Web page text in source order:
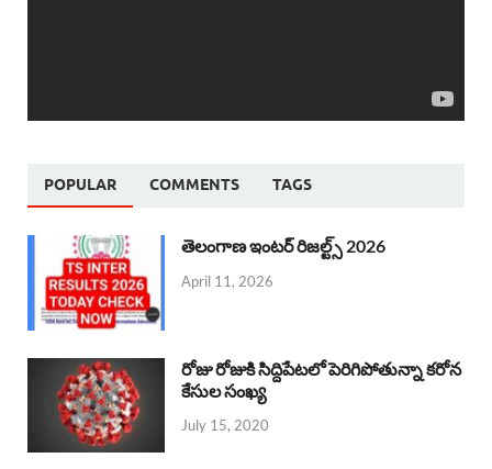
POPULAR COMMENTS TAGS
తెలంగాణ ఇంటర్ రిజల్ట్స్ 2026
April 11, 2026
రోజు రోజుకి సిద్దిపేటలో పెరిగిపోతున్నా కరోన
కేసుల సంఖ్య
July 15, 2020